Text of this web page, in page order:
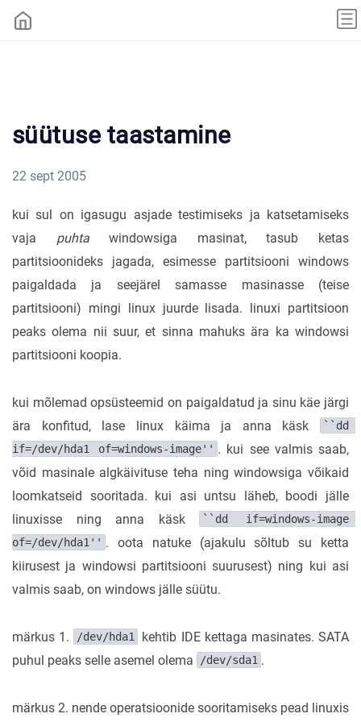
süütuse taastamine
22 sept 2005
kui sul on igasugu asjade testimiseks ja katsetamiseks
vaja puhtawindowsiga masinat, tasub ketas
partitsioonideks jagada, esimesse partitsiooni windows
paigaldada ja seejärel samasse masinasse (teise
partitsiooni) mingi linux juurde lisada. linuxi partitsioon
peaks olema nii suur, et sinna mahuks ära ka windowsi
partitsiooni koopia.
kui mõlemad opsüsteemid on paigaldatud ja sinu käe järgi
ära konfitud, lase linux käima ja anna käsk
``dd
if=/dev/hda1 of=windows-image'' . kui see valmis saab,
võid masinale algkäivituse teha ning windowsiga võikaid
loomkatseid sooritada. kui asi untsu läheb, boodi jälle
linuxisse ning anna käsk
``dd if=windows-image
of=/dev/hda1'' . oota natuke (ajakulu sõltub su ketta
kiirusest ja windowsi partitsiooni suurusest) ning kui asi
valmis saab, on windows jälle süütu.
märkus 1. /dev/hda1
kehtib IDE kettaga masinates. SATA
puhul peaks selle asemel olema
/dev/sda1 .
märkus 2. nende operatsioonide sooritamiseks pead linuxis